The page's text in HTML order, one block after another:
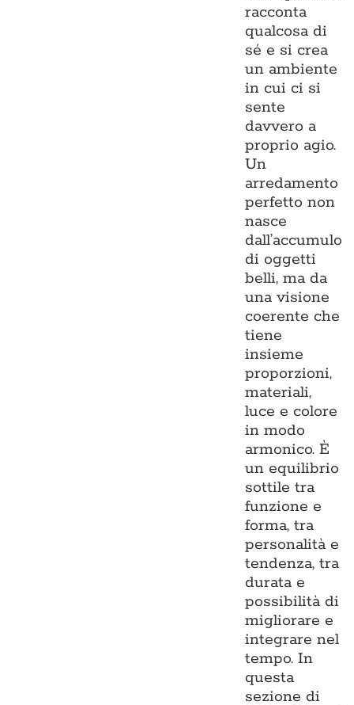
racconta
qualcosa di
sé e si crea
un ambiente
in cui ci si
sente
davvero a
proprio agio.
Un
arredamento
perfetto non
nasce
dall’accumulo
di oggetti
belli, ma da
una visione
coerente che
tiene
insieme
proporzioni,
materiali,
luce e colore
in modo
armonico. È
un equilibrio
sottile tra
funzione e
forma, tra
personalità e
tendenza, tra
durata e
possibilità di
migliorare e
integrare nel
tempo. In
questa
sezione di